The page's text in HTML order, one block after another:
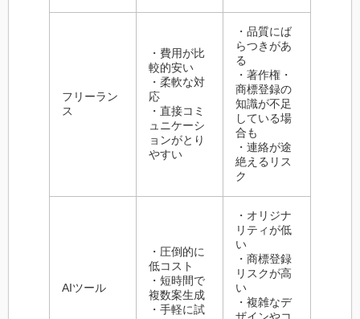
フリーラン
ス
・費用が比
較的安い
・柔軟な対
応
・直接コミ
ュニケーシ
ョンがとり
やすい
・品質にば
らつきがあ
る
・著作権・
商標登録の
知識が不足
している場
合も
・連絡が途
絶えるリス
ク
AIツール
・圧倒的に
低コスト
・短時間で
複数案生成
・手軽に試
・オリジナ
リティが低
い
・商標登録
リスクが高
い
・複雑なデ